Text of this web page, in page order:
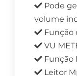
Pode
volume
Função
VU
Função
Leitor